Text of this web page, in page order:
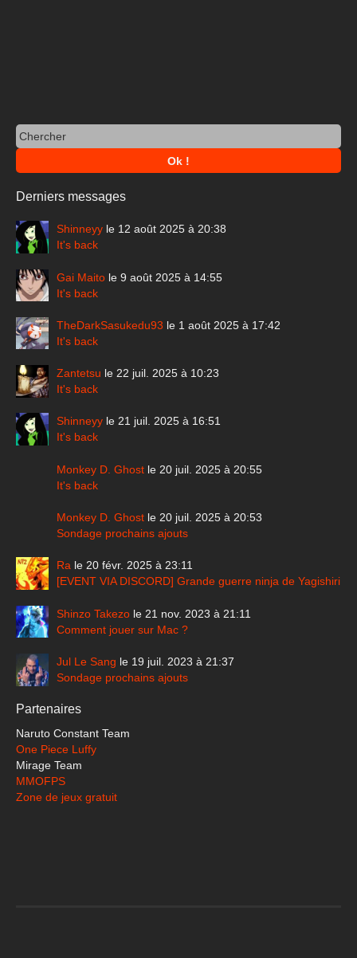
Derniers messages
Shinneyy le 12 août 2025 à 20:38
It's back
Gai Maito le 9 août 2025 à 14:55
It's back
TheDarkSasukedu93 le 1 août 2025 à 17:42
It's back
Zantetsu le 22 juil. 2025 à 10:23
It's back
Shinneyy le 21 juil. 2025 à 16:51
It's back
Monkey D. Ghost le 20 juil. 2025 à 20:55
It's back
Monkey D. Ghost le 20 juil. 2025 à 20:53
Sondage prochains ajouts
Ra le 20 févr. 2025 à 23:11
[EVENT VIA DISCORD] Grande guerre ninja de Yagishiri
Shinzo Takezo le 21 nov. 2023 à 21:11
Comment jouer sur Mac ?
Jul Le Sang le 19 juil. 2023 à 21:37
Sondage prochains ajouts
Partenaires
Naruto Constant Team
One Piece Luffy
Mirage Team
MMOFPS
Zone de jeux gratuit